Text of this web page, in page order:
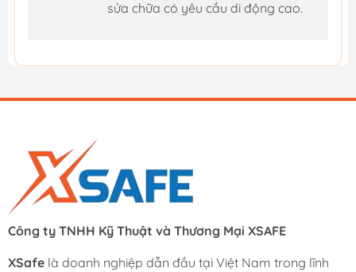
sửa chữa có yêu cầu di động cao.
Công ty TNHH Kỹ Thuật và Thương Mại XSAFE
XSafe là doanh nghiệp dẫn đầu tại Việt Nam trong lĩnh